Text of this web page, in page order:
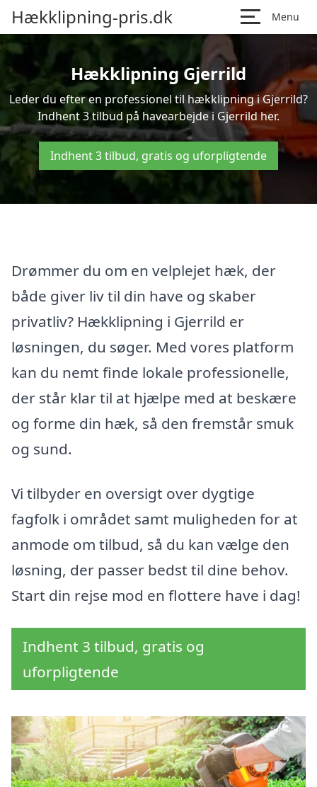
Hækklipning-pris.dk Menu
Hækklipning Gjerrild
Leder du efter en professionel til hækklipning i Gjerrild?
Indhent 3 tilbud på havearbejde i Gjerrild her.
Indhent 3 tilbud, gratis og uforpligtende
Drømmer du om en velplejet hæk, der
både giver liv til din have og skaber
privatliv? Hækklipning i Gjerrild er
løsningen, du søger. Med vores platform
kan du nemt finde lokale professionelle,
der står klar til at hjælpe med at beskære
og forme din hæk, så den fremstår smuk
og sund.
Vi tilbyder en oversigt over dygtige
fagfolk i området samt muligheden for at
anmode om tilbud, så du kan vælge den
løsning, der passer bedst til dine behov.
Start din rejse mod en flottere have i dag!
Indhent 3 tilbud, gratis og
uforpligtende